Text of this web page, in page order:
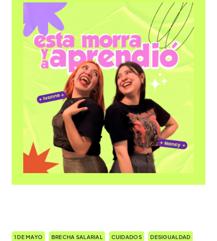
1 DE MAYO BRECHA SALARIAL CUIDADOS DESIGUALDAD